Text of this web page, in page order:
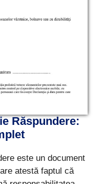
Răspundere:
este un document
atestă faptul că